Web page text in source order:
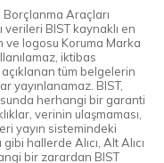
Araçları
verileri BIST kaynaklı en
ve logosu Koruma Marka
iktibas
tüm belgelerin
yayınlanamaz. BIST,
herhangi bir garanti
verinin ulaşmaması,
yayın sistemindeki
hallerde Alıcı, Alt Alıcı
bir zarardan BIST